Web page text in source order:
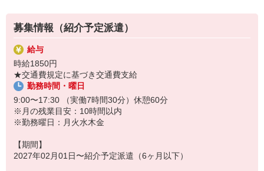
◆電話・来客応対、郵便物対応、ファイリング
◆出張手配、会議準備、社内提出物の取りまとめ
◆部内サポート全般
◆必要に応じて経理・総務関連のサポート業務
＜おすすめポイント＞
＊駅直結で通勤しやすい好立地
＊契約・経理・資料作成まで幅広く経験できる
＊Excel・Word・PowerPointを使う事務経験が活かせます
＊業務の状況により在宅勤務も相談可能です
（お仕事番号：600117089102）
募集情報（紹介予定派遣）
給与
時給1850円
★交通費規定に基づき交通費支給
勤務時間・曜日
9:00〜17:30 （実働7時間30分）休憩60分
※月の残業目安：10時間以内
※勤務曜日：月火水木金
【期間】
2027年02月01日〜紹介予定派遣（6ヶ月以下）